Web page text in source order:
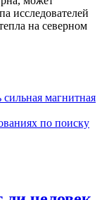
исследователей
на северном
магнитная
по поиску